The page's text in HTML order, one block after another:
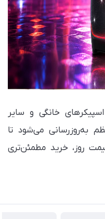
با بودجه خود انتخاب
در سایت و مقایسه
محصولات، می‌توانید
با نیاز و بودجه خود
و خانگی در گوشی آنلاین
خانگی و سایر
به‌روزرسانی می‌شود تا
روز، خرید مطمئن‌تری